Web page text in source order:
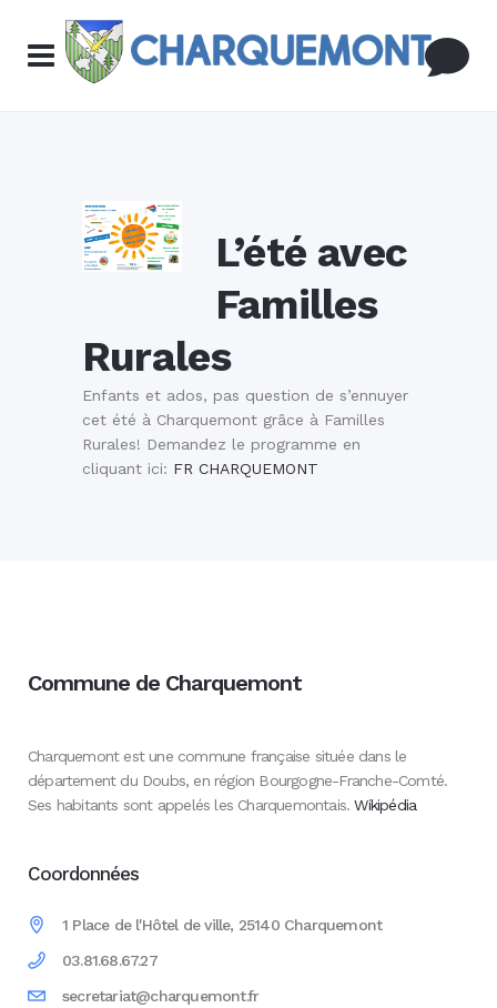
L’été avec
Familles
Rurales
Enfants et ados, pas question de s’ennuyer
cet été à Charquemont grâce à Familles
Rurales! Demandez le programme en
cliquant ici: FR CHARQUEMONT
Commune de Charquemont
Charquemont est une commune française située dans le
département du Doubs, en région Bourgogne-Franche-Comté.
Ses habitants sont appelés les Charquemontais.Wikipédia
Coordonnées
1 Place de l'Hôtel de ville, 25140 Charquemont
03.81.68.67.27
secretariat@charquemont.fr